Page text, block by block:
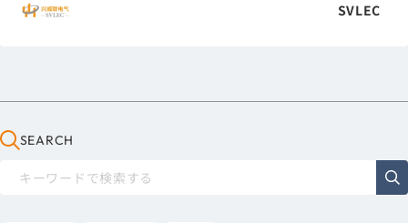
SVLEC
SEARCH